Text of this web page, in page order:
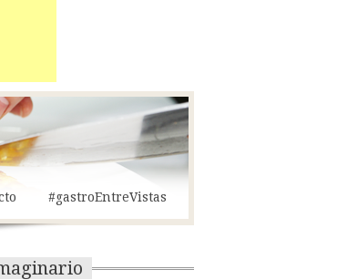
#gastroEntreVistas